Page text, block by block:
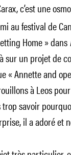
c’est une
au festival de
Home » dans
sur un projet de
« Annette and
à Leos
savoir
il a adoré et